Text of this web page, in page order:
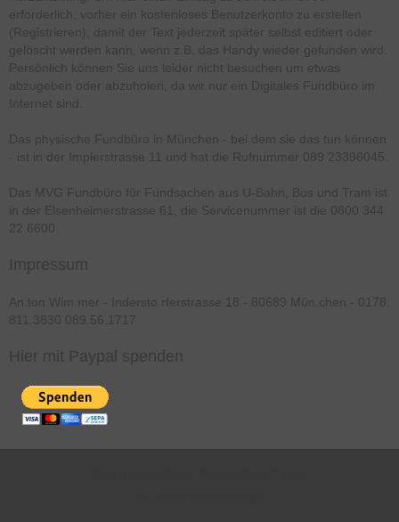
erforderlich, vorher ein kostenloses Benutzerkonto zu erstellen
(Registrieren), damit der Text jederzeit später selbst editiert oder
gelöscht werden kann, wenn z.B. das Handy wieder gefunden wird.
Persönlich können Sie uns leider nicht besuchen um etwas
abzugeben oder abzuholen, da wir nur ein Digitales Fundbüro im
Internet sind.
Das physische Fundbüro in München - bei dem sie das tun können
- ist in der Implerstrasse 11 und hat die Rufnummer 089 23396045.
Das MVG Fundbüro für Fundsachen aus U-Bahn, Bus und Tram ist
in der Elsenheimerstrasse 61, die Servicenummer ist die 0800 344
22 6600.
Impressum
An.ton Wim.mer - Indersto.rferstrasse 18 - 80689 Mün.chen - 0178.
811.3830 089.56.1717
Hier mit Paypal spenden